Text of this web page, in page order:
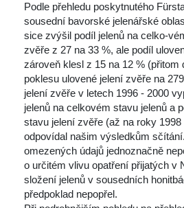
Podle přehledu poskytnutého
ousední bavorské jelenářské
ice zvýšil podíl jelenů na celko-
zvěře z 27 na 33 %, ale podíl
zároveň klesl z 15 na 12 % (přitom
poklesu ulovené jelení zvěře na
jelení zvěře v letech 1996 - 2000
jelenů na celkovém stavu jelenů a
tavu jelení zvěře (až na roky 1998
odpovídal našim výsledkům
omezených údajů jednoznačně
o určitém vlivu opatření přijatých v
ložení jelenů v sousedních
předpoklad nepopřel.